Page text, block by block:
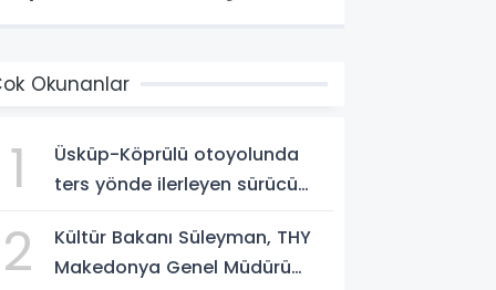
Okunanlar
1
Üsküp-Köprülü otoyolunda
ters yönde ilerleyen sürücü
2
Kültür Bakanı Süleyman, THY
Makedonya Genel Müdürü